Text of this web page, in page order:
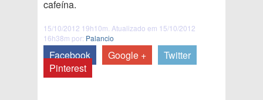
cafeína.
15/10/2012 19h10m. Atualizado em 15/10/2012
16h38m por: Palancio
Facebook Google +
Twitter
Pinterest